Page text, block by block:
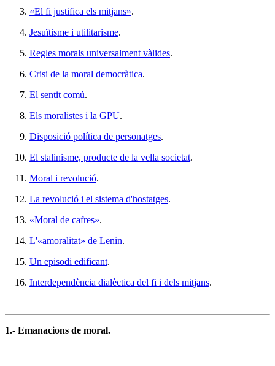
«El fi justifica els mitjans».
Jesuïtisme i utilitarisme.
Regles morals universalment vàlides.
Crisi de la moral democràtica.
El sentit comú.
Els moralistes i la GPU.
Disposició política de personatges.
El stalinisme, producte de la vella societat.
Moral i revolució.
La revolució i el sistema d'hostatges.
«Moral de cafres».
L'«amoralitat» de Lenin.
Un episodi edificant.
Interdependència dialèctica del fi i dels mitjans.
1.- Emanacions de moral.